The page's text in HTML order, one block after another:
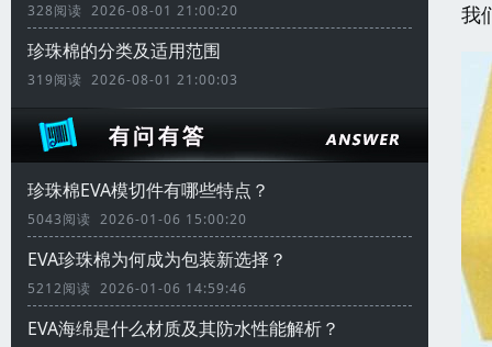
328阅读 2026-08-01 21:00:20
珍珠棉的分类及适用范围
319阅读 2026-08-01 21:00:03
珍珠棉EVA模切件有哪些特点？
5043阅读 2026-01-06 15:00:20
EVA珍珠棉为何成为包装新选择？
5212阅读 2026-01-06 14:59:46
EVA海绵是什么材质及其防水性能解析？
我